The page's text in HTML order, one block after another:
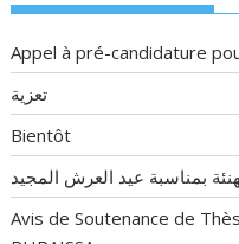
Appel à pré-candidature
تعزية
Bientôt
بمناسبة عيد العرش المجيد
Avis de Soutenance de